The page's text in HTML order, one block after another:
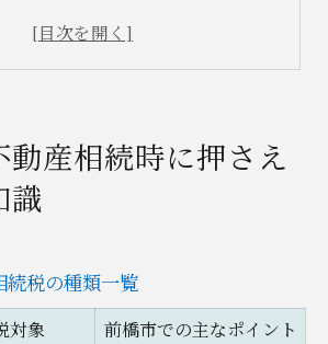
不動産取得税の違いを理解
続手続きの全体フロー解説
告までのスケジュール管理法
必要な書類チェックリスト
に役立つ専門家相談のタイミング
動産相続時に押さえ
識
続税の種類一覧
対象
前橋市での主なポイント